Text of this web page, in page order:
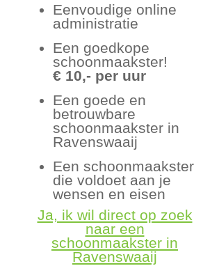
Eenvoudige online
administratie
Een goedkope
schoonmaakster!
€ 10,- per uur
Een goede en
betrouwbare
schoonmaakster in
Ravenswaaij
Een schoonmaakster
die voldoet aan je
wensen en eisen
Ja, ik wil direct op zoek
naar een
schoonmaakster in
Ravenswaaij